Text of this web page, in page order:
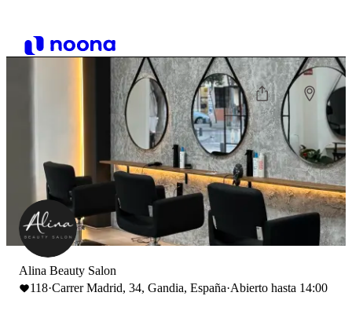
Alina Beauty Salon
118·Carrer Madrid, 34, Gandia, España·Abierto hasta 14:00